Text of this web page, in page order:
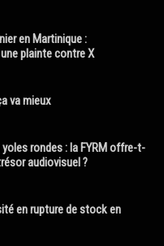
en Martinique :
plainte contre X
va mieux
rondes : la FYRM offre-t-
audiovisuel ?
en rupture de stock en